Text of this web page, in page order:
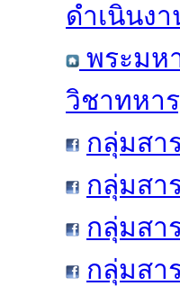
ดำเนินง
พระมห
วิชาทหา
กลุ่มสา
กลุ่มสา
กลุ่มสา
กลุ่มสา